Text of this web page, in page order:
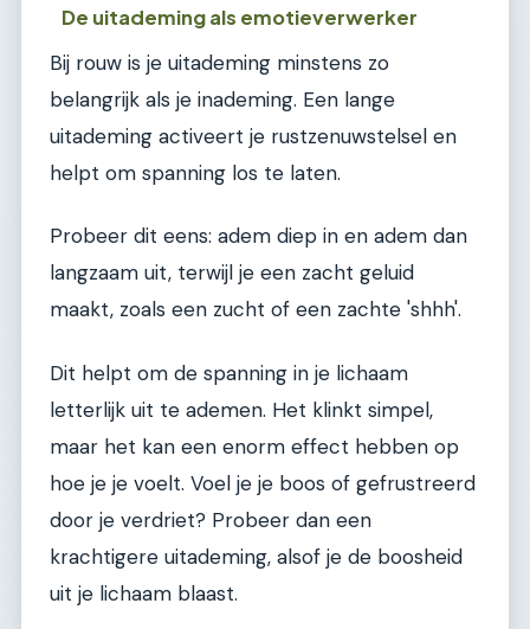
De uitademing als emotieverwerker
Bij rouw is je uitademing minstens zo
belangrijk als je inademing. Een lange
uitademing activeert je rustzenuwstelsel en
helpt om spanning los te laten.
Probeer dit eens: adem diep in en adem dan
langzaam uit, terwijl je een zacht geluid
maakt, zoals een zucht of een zachte 'shhh'.
Dit helpt om de spanning in je lichaam
letterlijk uit te ademen. Het klinkt simpel,
maar het kan een enorm effect hebben op
hoe je je voelt. Voel je je boos of gefrustreerd
door je verdriet? Probeer dan een
krachtigere uitademing, alsof je de boosheid
uit je lichaam blaast.